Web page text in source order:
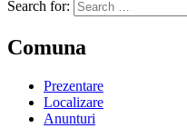
Search for:
Comuna
Prezentare
Localizare
Anunturi